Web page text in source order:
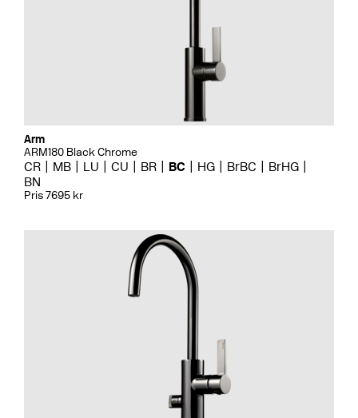
Arm
ARM180 Black Chrome
CR MB LU CU BR BC HG BrBC
BrHG
BN
Pris 7695 kr